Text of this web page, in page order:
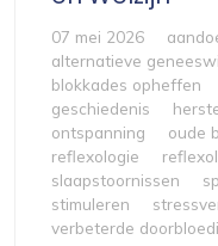
07 mei 2026
alternatieve
blokkades opheffen
geschiedenis
ontspanning
oude
reflexologie
slaapstoornissen
stimuleren
verbeterde